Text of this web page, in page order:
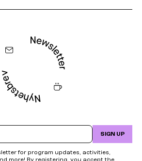
SIGN UP
for program updates, activities,
more! By registering, you accept the